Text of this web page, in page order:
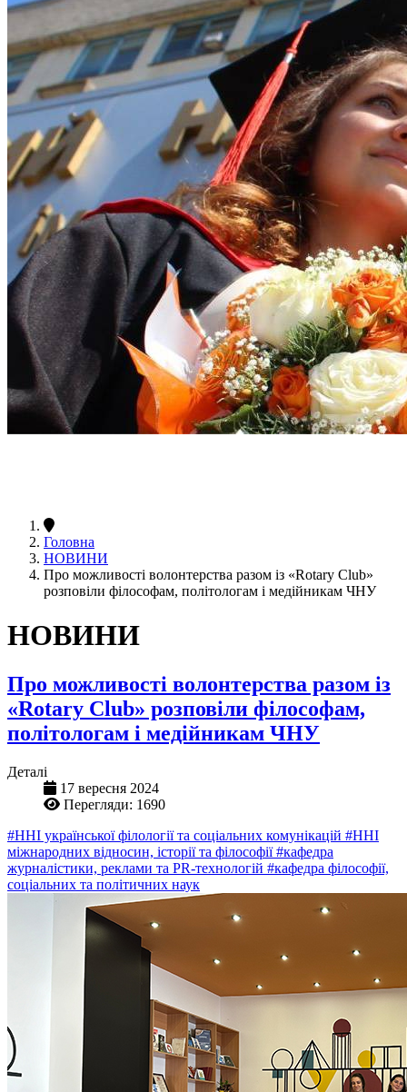
Головна
НОВИНИ
Про можливості волонтерства разом із «Rotary Club»
розповіли філософам, політологам і медійникам ЧНУ
НОВИНИ
Про можливості волонтерства разом із
«Rotary Club» розповіли філософам,
політологам і медійникам ЧНУ
Деталі
17 вересня 2024
Перегляди: 1690
#ННІ української філології та соціальних комунікацій #ННІ
міжнародних відносин, історії та філософії#кафедра
журналістики, реклами та PR-технологій #кафедра філософії,
соціальних та політичних наук